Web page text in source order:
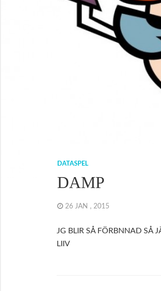
DATASPEL
DAMP
26 JAN , 2015
JG BLIR SÅ FÖRBNNAD SÅ
LIIV